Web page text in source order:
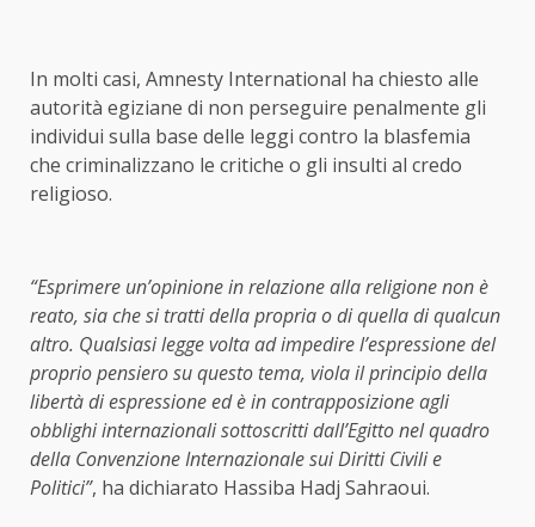
In molti casi, Amnesty International ha chiesto alle
autorità egiziane di non perseguire penalmente gli
individui sulla base delle leggi contro la blasfemia
che criminalizzano le critiche o gli insulti al credo
religioso.
“Esprimere un’opinione in relazione alla religione non è
reato, sia che si tratti della propria o di quella di qualcun
altro. Qualsiasi legge volta ad impedire l’espressione del
proprio pensiero su questo tema, viola il principio della
libertà di espressione ed è in contrapposizione agli
obblighi internazionali sottoscritti dall’Egitto nel quadro
della Convenzione Internazionale sui Diritti Civili e
Politici”, ha dichiarato Hassiba Hadj Sahraoui.